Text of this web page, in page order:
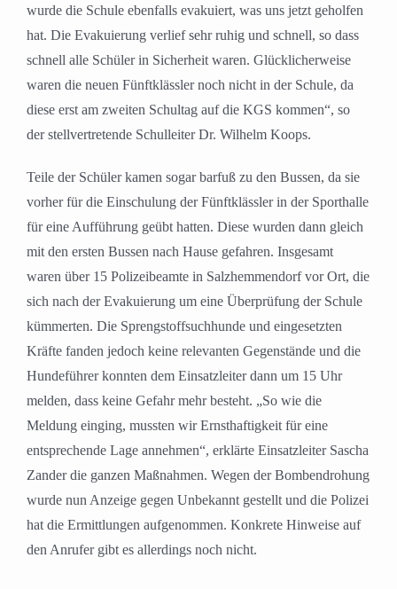
wurde die Schule ebenfalls evakuiert, was uns jetzt geholfen
hat. Die Evakuierung verlief sehr ruhig und schnell, so dass
schnell alle Schüler in Sicherheit waren. Glücklicherweise
waren die neuen Fünftklässler noch nicht in der Schule, da
diese erst am zweiten Schultag auf die KGS kommen“, so
der stellvertretende Schulleiter Dr. Wilhelm Koops.
Teile der Schüler kamen sogar barfuß zu den Bussen, da sie
vorher für die Einschulung der Fünftklässler in der Sporthalle
für eine Aufführung geübt hatten. Diese wurden dann gleich
mit den ersten Bussen nach Hause gefahren. Insgesamt
waren über 15 Polizeibeamte in Salzhemmendorf vor Ort, die
sich nach der Evakuierung um eine Überprüfung der Schule
kümmerten. Die Sprengstoffsuchhunde und eingesetzten
Kräfte fanden jedoch keine relevanten Gegenstände und die
Hundeführer konnten dem Einsatzleiter dann um 15 Uhr
melden, dass keine Gefahr mehr besteht. „So wie die
Meldung einging, mussten wir Ernsthaftigkeit für eine
entsprechende Lage annehmen“, erklärte Einsatzleiter Sascha
Zander die ganzen Maßnahmen. Wegen der Bombendrohung
wurde nun Anzeige gegen Unbekannt gestellt und die Polizei
hat die Ermittlungen aufgenommen. Konkrete Hinweise auf
den Anrufer gibt es allerdings noch nicht.